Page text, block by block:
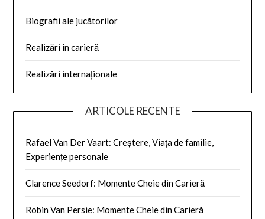
Biografii ale jucătorilor
Realizări în carieră
Realizări internaționale
ARTICOLE RECENTE
Rafael Van Der Vaart: Creștere, Viața de familie,
Experiențe personale
Clarence Seedorf: Momente Cheie din Carieră
Robin Van Persie: Momente Cheie din Carieră